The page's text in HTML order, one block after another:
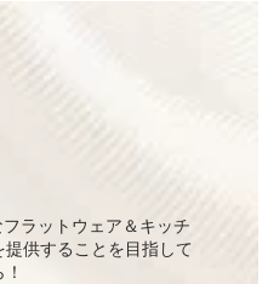
ラットウェア＆キッチ
供することを目指して